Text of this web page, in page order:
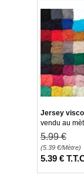
Nathalie
Très bien
Nathalie
Un joli
pas....
Jersey
vendu au
5.99 €
(5.39 €/Mètre)
5.39 €